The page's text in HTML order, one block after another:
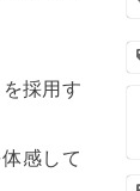
を採用す
感して